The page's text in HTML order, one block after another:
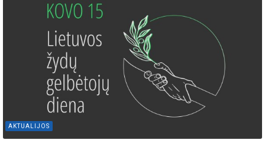
AKTUALIJOS